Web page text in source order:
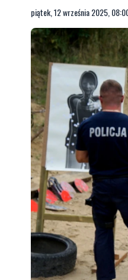
piątek, 12 września 2025,